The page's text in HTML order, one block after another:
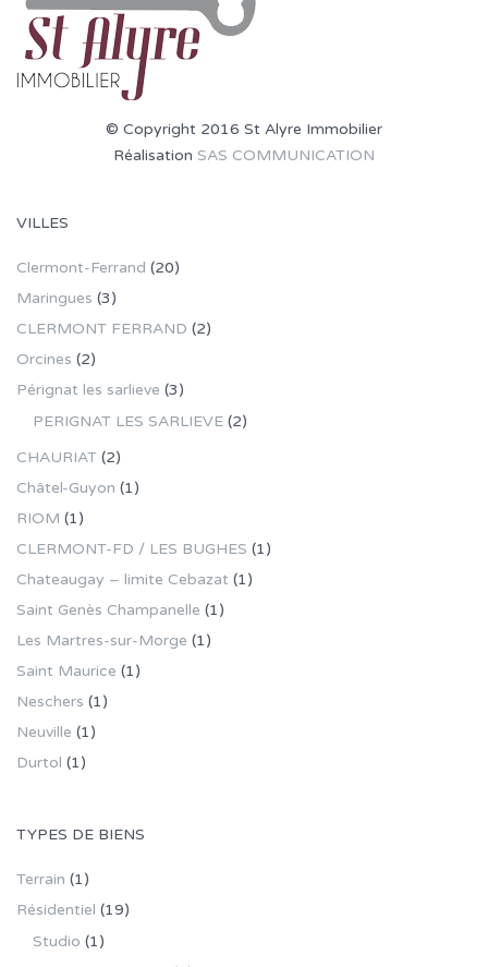
© Copyright 2016 St Alyre Immobilier
Réalisation SAS COMMUNICATION
VILLES
Clermont-Ferrand (20)
Maringues (3)
CLERMONT FERRAND (2)
Orcines (2)
Pérignat les sarlieve (3)
PERIGNAT LES SARLIEVE (2)
CHAURIAT (2)
Châtel-Guyon (1)
RIOM (1)
CLERMONT-FD / LES BUGHES (1)
Chateaugay – limite Cebazat (1)
Saint Genès Champanelle (1)
Les Martres-sur-Morge (1)
Saint Maurice (1)
Neschers (1)
Neuville (1)
Durtol (1)
TYPES DE BIENS
Terrain (1)
Résidentiel (19)
Studio (1)